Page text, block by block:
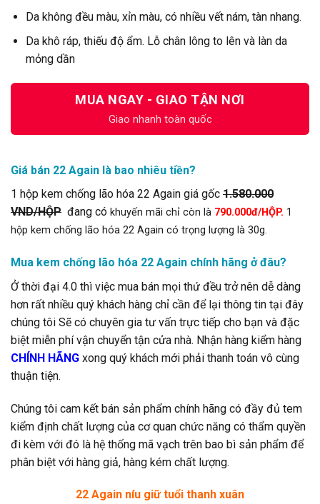
Da không đều màu, xỉn màu, có nhiều vết nám, tàn nhang.
Da khô ráp, thiếu độ ẩm. Lỗ chân lông to lên và làn da
mỏng dần
MUA NGAY - GIAO TẬN NƠI
Giao nhanh toàn quốc
Giá bán 22 Again là bao nhiêu tiền?
1 hộp kem chống lão hóa 22 Again giá gốc 1.580.000
VND/HỘP đang có khuyến mãi chỉ còn là 790.000đ/HỘP. 1
hộp kem chống lão hóa 22 Again có trọng lượng là 30g.
Mua kem chống lão hóa 22 Again chính hãng ở đâu?
Ở thời đại 4.0 thì việc mua bán mọi thứ đều trở nên dễ dàng
hơn rất nhiều quý khách hàng chỉ cần để lại thông tin tại đây
chúng tôi Sẽ có chuyên gia tư vấn trực tiếp cho bạn và đặc
biệt miễn phí vận chuyển tận cửa nhà. Nhận hàng kiểm hàng
CHÍNH HÃNG xong quý khách mới phải thanh toán vô cùng
thuận tiện.
Chúng tôi cam kết bán sản phẩm chính hãng có đầy đủ tem
kiểm định chất lượng của cơ quan chức năng có thẩm quyền
đi kèm với đó là hệ thống mã vạch trên bao bì sản phẩm để
phân biệt với hàng giả, hàng kém chất lượng.
22 Again níu giữ tuổi thanh xuân